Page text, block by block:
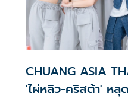
CHUANG ASIA
'ไผ่หลิว-คริสต้า' หลุ